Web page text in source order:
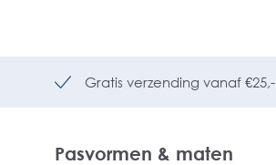
Gratis verzending vanaf €25,-
Pasvormen & maten